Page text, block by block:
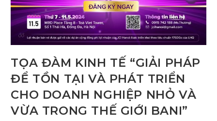
TỌA ĐÀM KINH TẾ “GIẢI PHÁP
ĐỂ TỒN TẠI VÀ PHÁT TRIỂN
CHO DOANH NGHIỆP NHỎ VÀ
VỪA TRONG THẾ GIỚI BANI”